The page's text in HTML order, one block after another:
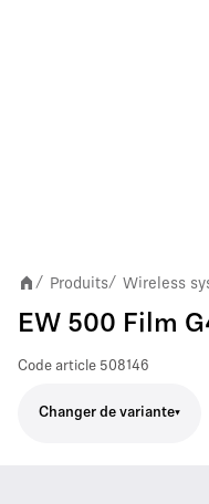
/ Produits/ Wireless
EW 500 Film
Code article 508146
Changer de variante